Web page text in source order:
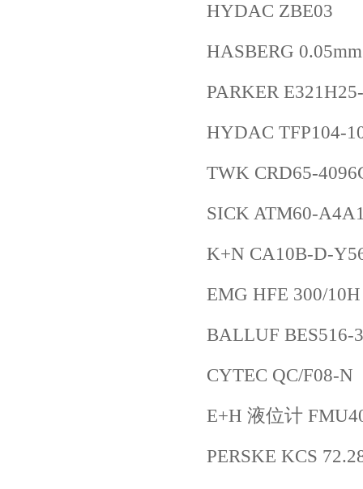
HYDAC ZBE03
HASBERG
PARKER
HYDAC TFP104-
TWK CRD65-
SICK ATM60-
K+N CA10B-D-
EMG HFE 300/10H
BALLUF BES516-
CYTEC QC/F08-N
E+H 液位计
PERSKE KCS